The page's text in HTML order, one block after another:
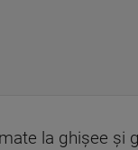
la ghişee şi